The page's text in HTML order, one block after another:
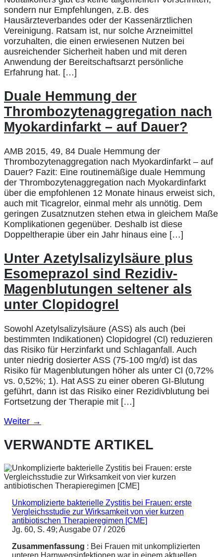
sondern nur Empfehlungen, z.B. des
Hausärzteverbandes oder der Kassenärztlichen
Vereinigung. Ratsam ist, nur solche Arzneimittel
vorzuhalten, die einen erwiesenen Nutzen bei
ausreichender Sicherheit haben und mit deren
Anwendung der Bereitschaftsarzt persönliche
Erfahrung hat. […]
Duale Hemmung der
Thrombozytenaggregation nach
Myokardinfarkt – auf Dauer?
AMB 2015, 49, 84 Duale Hemmung der
Thrombozytenaggregation nach Myokardinfarkt – auf
Dauer? Fazit: Eine routinemäßige duale Hemmung
der Thrombozytenaggregation nach Myokardinfarkt
über die empfohlenen 12 Monate hinaus erweist sich,
auch mit Ticagrelor, einmal mehr als unnötig. Dem
geringen Zusatznutzen stehen etwa in gleichem Maße
Komplikationen gegenüber. Deshalb ist diese
Doppeltherapie über ein Jahr hinaus eine […]
Unter Azetylsalizylsäure plus
Esomeprazol sind Rezidiv-
Magenblutungen seltener als
unter Clopidogrel
Sowohl Azetylsalizylsäure (ASS) als auch (bei
bestimmten Indikationen) Clopidogrel (Cl) reduzieren
das Risiko für Herzinfarkt und Schlaganfall. Auch
unter niedrig dosierter ASS (75-100 mg/d) ist das
Risiko für Magenblutungen höher als unter Cl (0,72%
vs. 0,52%; 1). Hat ASS zu einer oberen GI-Blutung
geführt, dann ist das Risiko einer Rezidivblutung bei
Fortsetzung der Therapie mit […]
Weiter →
VERWANDTE ARTIKEL
Unkomplizierte bakterielle Zystitis bei Frauen: erste
Vergleichsstudie zur Wirksamkeit von vier kurzen
antibiotischen Therapieregimen [CME]
Jg. 60, S. 49; Ausgabe 07 / 2026
Zusammenfassung : Bei Frauen mit unkomplizierten